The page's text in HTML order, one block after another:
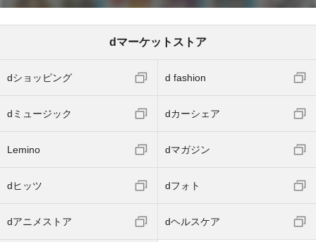
dマーケットストア
dショッピング d fashion
dミュージック dカーシェア
Lemino dマガジン
dヒッツ dフォト
dアニメストア dヘルスケア